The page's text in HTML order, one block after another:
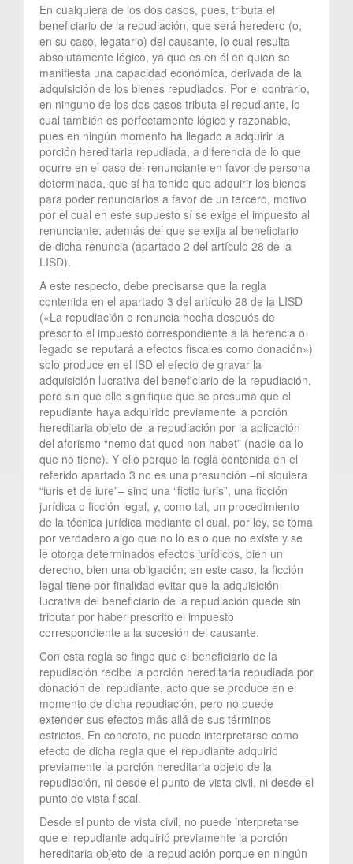
En cualquiera de los dos casos, pues, tributa el
beneficiario de la repudiación, que será heredero (o,
en su caso, legatario) del causante, lo cual resulta
absolutamente lógico, ya que es en él en quien se
manifiesta una capacidad económica, derivada de la
adquisición de los bienes repudiados. Por el contrario,
en ninguno de los dos casos tributa el repudiante, lo
cual también es perfectamente lógico y razonable,
pues en ningún momento ha llegado a adquirir la
porción hereditaria repudiada, a diferencia de lo que
ocurre en el caso del renunciante en favor de persona
determinada, que sí ha tenido que adquirir los bienes
para poder renunciarlos a favor de un tercero, motivo
por el cual en este supuesto sí se exige el impuesto al
renunciante, además del que se exija al beneficiario
de dicha renuncia (apartado 2 del artículo 28 de la
LISD).
A este respecto, debe precisarse que la regla
contenida en el apartado 3 del artículo 28 de la LISD
(«La repudiación o renuncia hecha después de
prescrito el impuesto correspondiente a la herencia o
legado se reputará a efectos fiscales como donación»)
solo produce en el ISD el efecto de gravar la
adquisición lucrativa del beneficiario de la repudiación,
pero sin que ello signifique que se presuma que el
repudiante haya adquirido previamente la porción
hereditaria objeto de la repudiación por la aplicación
del aforismo “nemo dat quod non habet” (nadie da lo
que no tiene). Y ello porque la regla contenida en el
referido apartado 3 no es una presunción –ni siquiera
“iuris et de iure”– sino una “fictio iuris”, una ficción
jurídica o ficción legal, y, como tal, un procedimiento
de la técnica jurídica mediante el cual, por ley, se toma
por verdadero algo que no lo es o que no existe y se
le otorga determinados efectos jurídicos, bien un
derecho, bien una obligación; en este caso, la ficción
legal tiene por finalidad evitar que la adquisición
lucrativa del beneficiario de la repudiación quede sin
tributar por haber prescrito el impuesto
correspondiente a la sucesión del causante.
Con esta regla se finge que el beneficiario de la
repudiación recibe la porción hereditaria repudiada por
donación del repudiante, acto que se produce en el
momento de dicha repudiación, pero no puede
extender sus efectos más allá de sus términos
estrictos. En concreto, no puede interpretarse como
efecto de dicha regla que el repudiante adquirió
previamente la porción hereditaria objeto de la
repudiación, ni desde el punto de vista civil, ni desde el
punto de vista fiscal.
Desde el punto de vista civil, no puede interpretarse
que el repudiante adquirió previamente la porción
hereditaria objeto de la repudiación porque en ningún